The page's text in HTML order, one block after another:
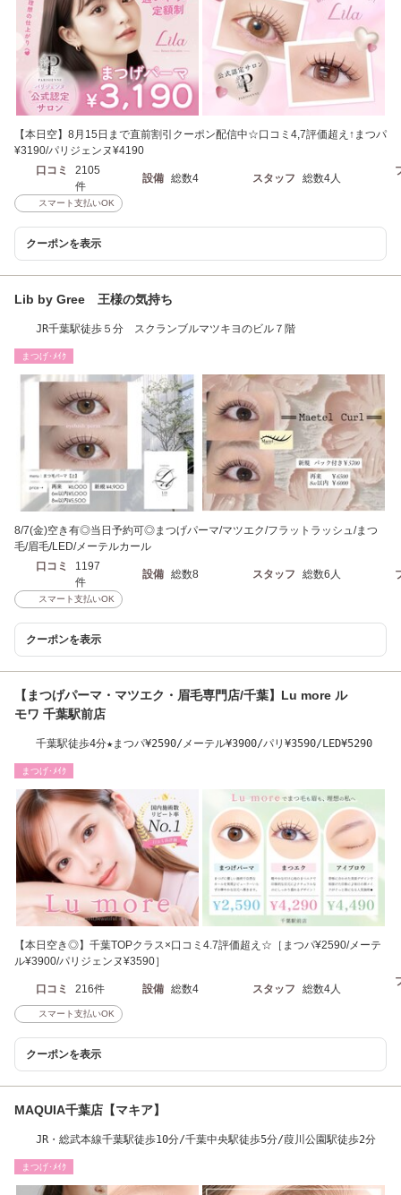
【本日空】8月15日まで直前割引クーポン配信中☆口コミ4,7評価超え↑まつパ
¥3190/パリジェンヌ¥4190
口コミ
2105
件
設備 総数4 スタッフ 総数4人
スマート支払いOK
クーポンを表示
Lib by Gree 王様の気持ち
JR千葉駅徒歩５分 スクランブルマツキヨのビル７階
まつげ･ﾒｲｸ
8/7(金)空き有◎当日予約可◎まつげパーマ/マツエク/フラットラッシュ/まつ
毛/眉毛/LED/メーテルカール
口コミ
1197
件
設備 総数8 スタッフ 総数6人
スマート支払いOK
クーポンを表示
【まつげパーマ・マツエク・眉毛専門店/千葉】Lu more ル
モワ 千葉駅前店
千葉駅徒歩4分★まつパ¥2590/メーテル¥3900/パリ¥3590/LED¥5290
まつげ･ﾒｲｸ
【本日空き◎】千葉TOPクラス×口コミ4.7評価超え☆［まつパ¥2590/メーテ
ル¥3900/パリジェンヌ¥3590］
口コミ 216件 設備 総数4 スタッフ 総数4人
スマート支払いOK
クーポンを表示
MAQUIA千葉店【マキア】
JR・総武本線千葉駅徒歩10分/千葉中央駅徒歩5分/葭川公園駅徒歩2分
まつげ･ﾒｲｸ